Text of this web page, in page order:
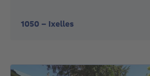
1050 - Ixelles